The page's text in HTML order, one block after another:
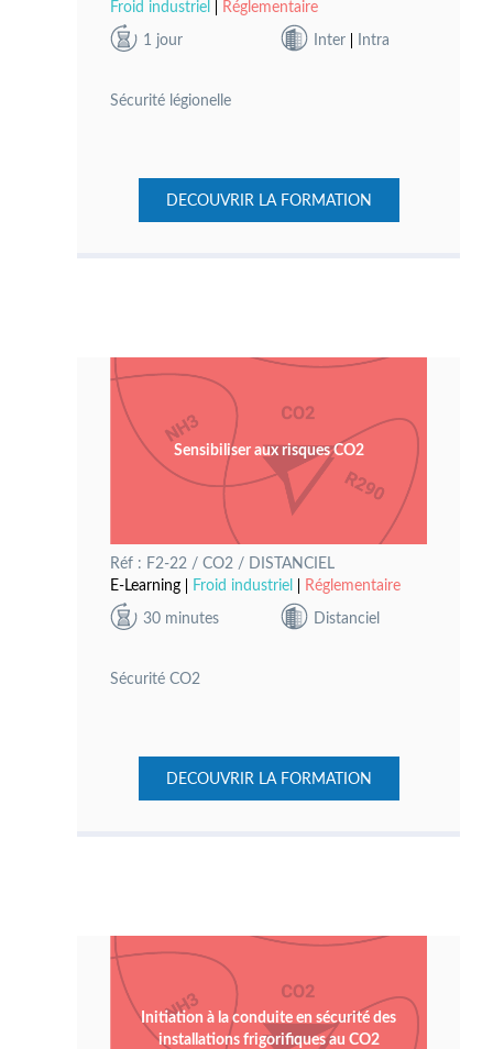
Froid industriel
Réglementaire
1 jour Inter Intra
Sécurité légionelle
DECOUVRIR LA FORMATION
Sensibiliser aux risques CO2
Réf : F2-22 / CO2 / DISTANCIEL
E-Learning
Froid industriel Réglementaire
30 minutes Distanciel
Sécurité CO2
DECOUVRIR LA FORMATION
Initiation à la conduite en sécurité des
installations frigorifiques au CO2